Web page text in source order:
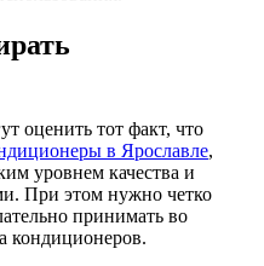
оценить тот факт, что
в Ярославле,
уровнем качества и
При этом нужно четко
принимать во
кондиционеров.